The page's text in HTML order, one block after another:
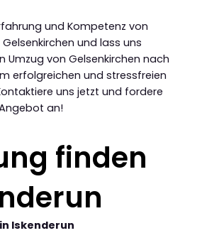
und Kompetenz von
und lass uns
Umzug von Gelsenkirchen nach
erfolgreichen und stressfreien
uns jetzt und fordere
an!
finden
Iskenderun